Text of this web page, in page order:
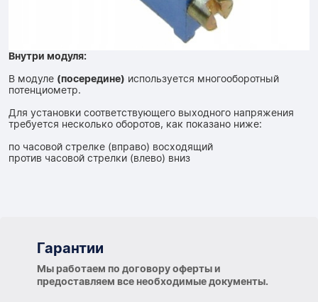
Внутри модуля:
В модуле (посередине) используется многооборотный
потенциометр.
Для установки соответствующего выходного напряжения
требуется несколько оборотов, как показано ниже:
по часовой стрелке (вправо) восходящий
против часовой стрелки (влево) вниз
Гарантии
Мы работаем по договору оферты и
предоставляем все необходимые документы.